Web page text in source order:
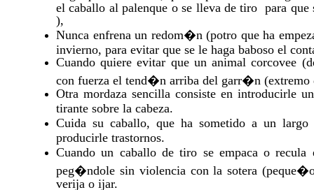
el caballo al palenque o se lleva de tiro para
),
Nunca enfrena un redom�n (potro que ha
invierno, para evitar que se le haga baboso el
Cuando quiere evitar que un animal corcovee
con fuerza el tend�n arriba del garr�n (extremo
Otra mordaza sencilla consiste en introducirle
tirante sobre la cabeza.
Cuida su caballo, que ha sometido a un
producirle trastornos.
Cuando un caballo de tiro se empaca o
peg�ndole sin violencia con la sotera
verija o ijar.